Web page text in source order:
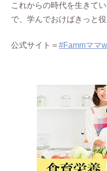
これからの時代を生きて
で、学んでおけばきっと
公式サイト＝#Fammママ